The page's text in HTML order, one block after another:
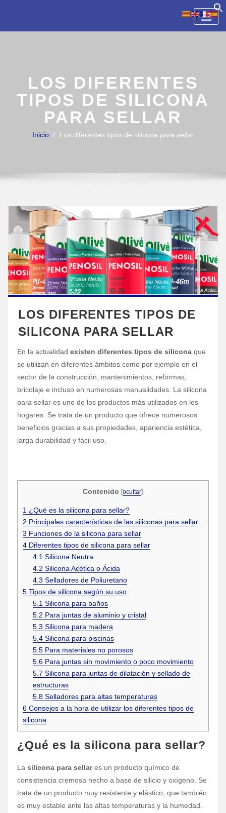
content
LOS DIFERENTES
TIPOS DE SILICONA
PARA SELLAR
Inicio Los diferentes tipos de silicona para sellar
LOS DIFERENTES TIPOS DE
SILICONA PARA SELLAR
En la actualidad existen diferentes tipos de siliconaque
se utilizan en diferentes ámbitos como por ejemplo en el
sector de la construcción, mantenimientos, reformas,
bricolaje e incluso en numerosas manualidades. La silicona
para sellar es uno de los productos más utilizados en los
hogares. Se trata de un producto que ofrece numerosos
beneficios gracias a sus propiedades, apariencia estética,
larga durabilidad y fácil uso.
Contenido [ocultar]
1 ¿Qué es la silicona para sellar?
2 Principales características de las siliconas para sellar
3 Funciones de la silicona para sellar
4Diferentes tipos de silicona para sellar
4.1 Silicona Neutra
4.2 Silicona Acética o Ácida
4.3 Selladores de Poliuretano
5Tipos de silicona según su uso
5.1 Silicona para baños
5.2 Para juntas de aluminio y cristal
5.3 Silicona para madera
5.4 Silicona para piscinas
5.5 Para materiales no porosos
5.6 Para juntas sin movimiento o poco movimiento
5.7 Silicona para juntas de dilatación y sellado de
estructuras
5.8 Selladores para altas temperaturas
6Consejos a la hora de utilizar los diferentes tipos de
silicona
¿Qué es la silicona para sellar?
La silicona para sellares un producto químico de
consistencia cremosa hecho a base de silicio y oxígeno. Se
trata de un producto muy resistente y elástico, que también
es muy estable ante las altas temperaturas y la humedad.